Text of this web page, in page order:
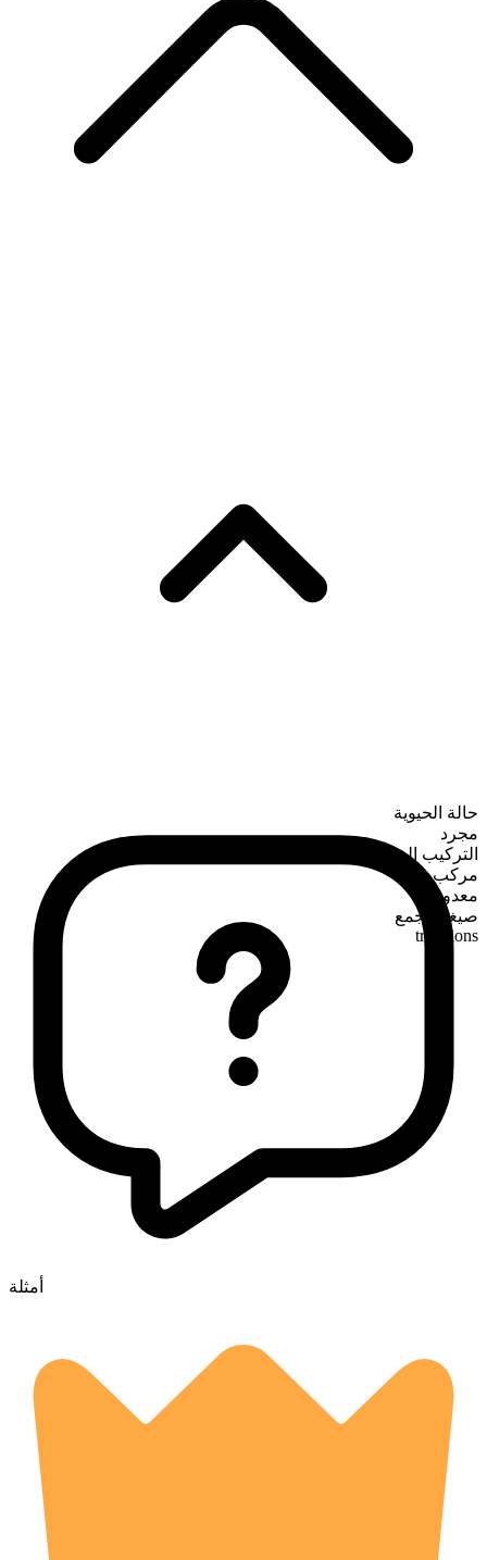
حالة الحيوية
مجرد
التركيب الصرفي
مركب
معدود
صيغة الجمع
traditions
أمثلة